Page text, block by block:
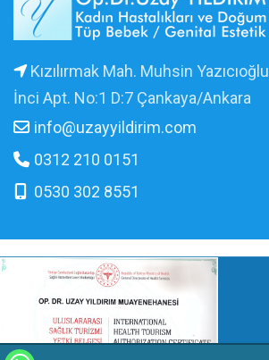
Kızılırmak Mah. Muhsin
İnci Apt. No:1 D:7 Çankaya/Ankara
info@uzayyildirim.com
0312 210 0151
0530 302 8551